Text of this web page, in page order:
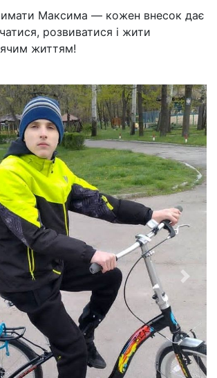
Максима — кожен внесок дає
розвиватися і жити
життям!